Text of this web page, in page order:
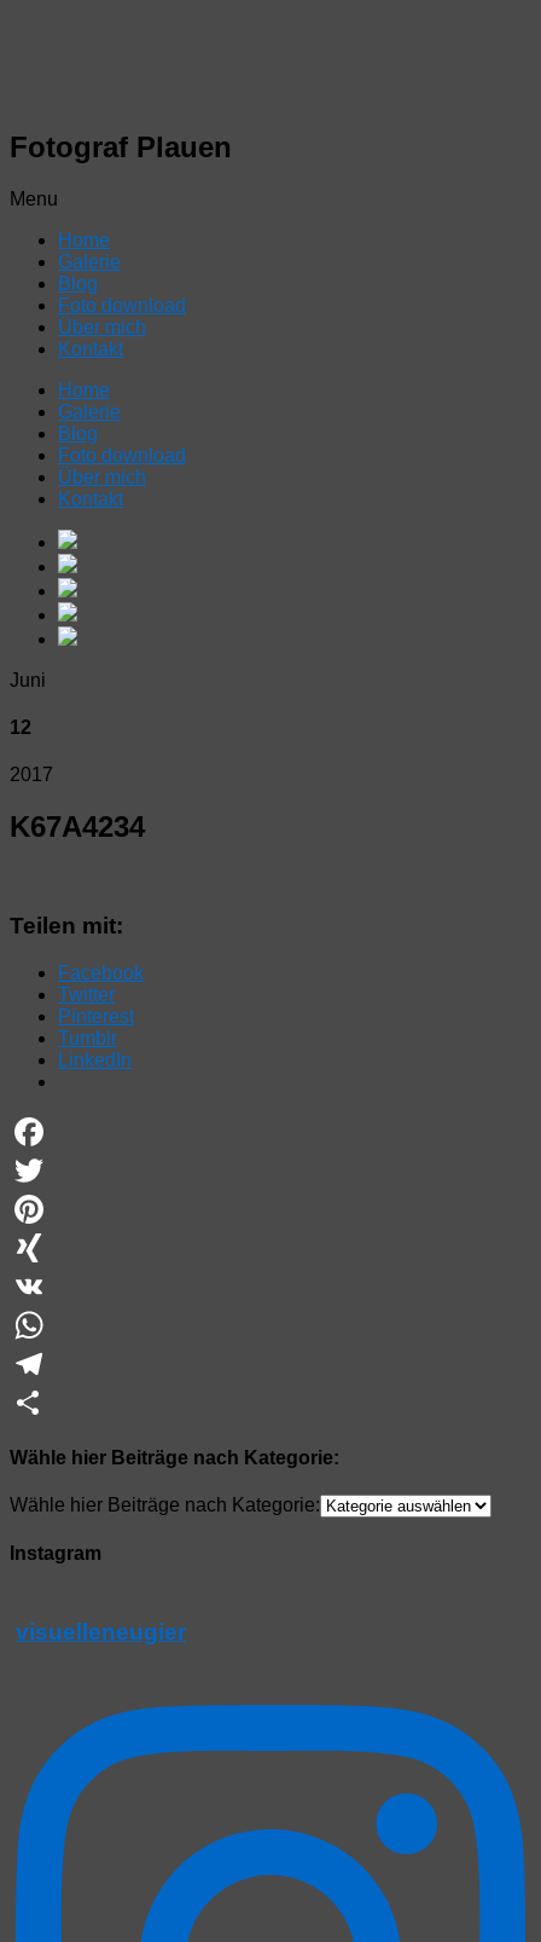
Fotograf Plauen
Menu
Home
Galerie
Blog
Foto download
Über mich
Kontakt
Home
Galerie
Blog
Foto download
Über mich
Kontakt
Juni
12
2017
K67A4234
Teilen mit:
Facebook
Twitter
Pinterest
Tumblr
LinkedIn
Facebook
Twitter
Pinterest
XING
VK
WhatsApp
Telegram
Wähle hier Beiträge nach Kategorie:
Wähle hier Beiträge nach Kategorie:
Instagram
visuelleneugier